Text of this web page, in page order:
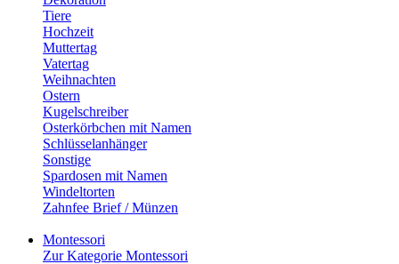
Tiere
Hochzeit
Muttertag
Vatertag
Weihnachten
Ostern
Kugelschreiber
Osterkörbchen mit Namen
Schlüsselanhänger
Sonstige
Spardosen mit Namen
Windeltorten
Zahnfee Brief / Münzen
Montessori
Zur Kategorie Montessori